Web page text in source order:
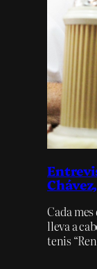
Cada
lleva a
tenis